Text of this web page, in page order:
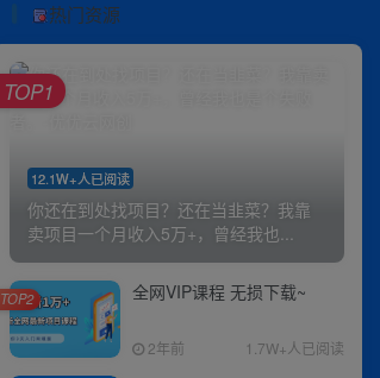
热门资源
12.1W+人已阅读
你还在到处找项目？还在当韭菜？我靠
卖项目一个月收入5万+，曾经我也...
TOP1
全网VIP课程 无损下载~
2年前 1.7W+人已阅读
TOP2